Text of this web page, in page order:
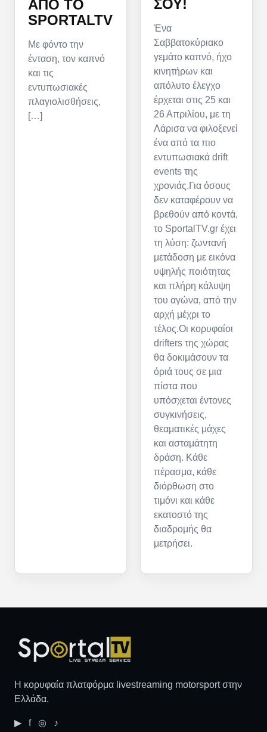
ΑΠΌ ΤΟ
SPORTALTV
Με φόντο την
ένταση, τον καπνό
και τις
εντυπωσιακές
πλαγιολισθήσεις,
[…]
ΣΟΥ!
Ένα
Σαββατοκύριακο
γεμάτο καπνό, ήχο
κινητήρων και
απόλυτο έλεγχο
έρχεται στις 25 και
26 Απριλίου, με τη
Λάρισα να φιλοξενεί
ένα από τα πιο
εντυπωσιακά drift
events της
χρονιάς.Για όσους
δεν καταφέρουν να
βρεθούν από κοντά,
το SportalTV.gr έχει
τη λύση: ζωντανή
μετάδοση με εικόνα
υψηλής ποιότητας
και πλήρη κάλυψη
του αγώνα, από την
αρχή μέχρι το
τέλος.Οι κορυφαίοι
drifters της χώρας
θα δοκιμάσουν τα
όριά τους σε μια
πίστα που
υπόσχεται έντονες
συγκινήσεις,
θεαματικές μάχες
και ασταμάτητη
δράση. Κάθε
πέρασμα, κάθε
διόρθωση στο
τιμόνι και κάθε
εκατοστό της
διαδρομής θα
μετρήσει.
Η κορυφαία πλατφόρμα livestreaming motorsport στην
Ελλάδα.
▶ f ◎ ♪